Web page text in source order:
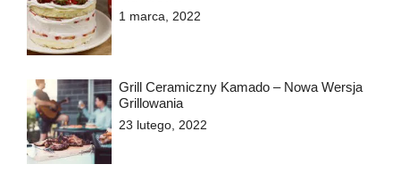
1 marca, 2022
Grill Ceramiczny Kamado – Nowa Wersja
Grillowania
23 lutego, 2022